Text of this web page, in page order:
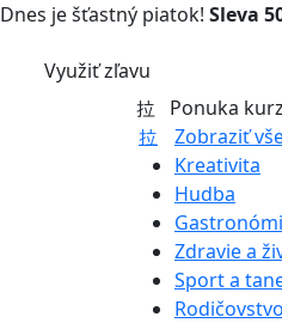
Dnes je šťastný piatok! Sleva
Využiť zľavu
Ponuka
Zobraziť
Kreativita
Hudba
Zdravie a
Sport a